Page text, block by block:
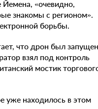
Йемена, «очевидно,
знакомы с регионом».
борьбы.
что дрон был запущен
взял под контроль
мостик
уже находилось в этом